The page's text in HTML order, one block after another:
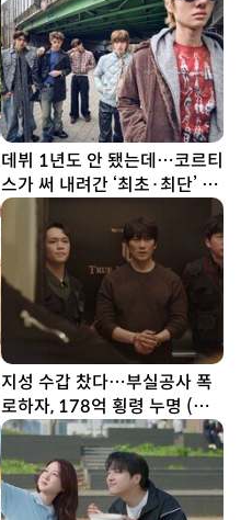
데뷔 1년도 안 됐는데…코르티
스가 써 내려간 ‘최초·최단’ 기
록
지성 수갑 찼다…부실공사 폭
로하자, 178억 횡령 누명 (아
파트)